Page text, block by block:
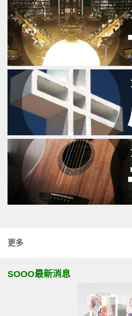
更多
SOOO最新消息